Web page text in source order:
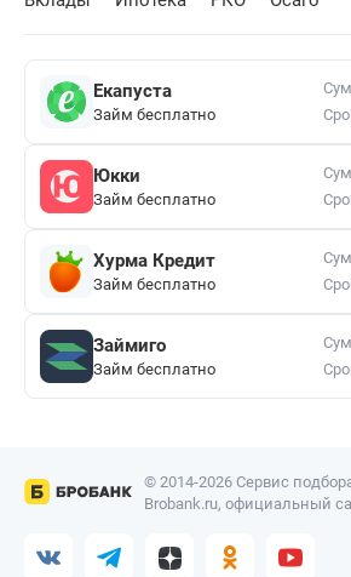
Екапуста
Займ бесплатно
Юкки
Займ бесплатно
Хурма Кредит
Займ бесплатно
Займиго
Займ бесплатно
© 2014-2026 Сервис
Brobank.ru, официальный